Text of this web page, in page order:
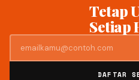
Tetap
Setiap
DAFTAR